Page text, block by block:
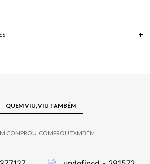
QUEM VIU, VIU TAMBÉM
COMPROU, COMPROU TAMBÉM